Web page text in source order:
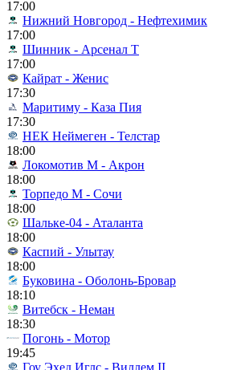
17:00
Нижний Новгород - Нефтехимик
17:00
Шинник - Арсенал Т
17:00
Кайрат - Женис
17:30
Маритиму - Каза Пия
17:30
НЕК Неймеген - Телстар
18:00
Локомотив М - Акрон
18:00
Торпедо М - Сочи
18:00
Шальке-04 - Аталанта
18:00
Каспий - Улытау
18:00
Буковина - Оболонь-Бровар
18:10
Витебск - Неман
18:30
Погонь - Мотор
19:45
Гоу Эхед Иглс - Виллем II